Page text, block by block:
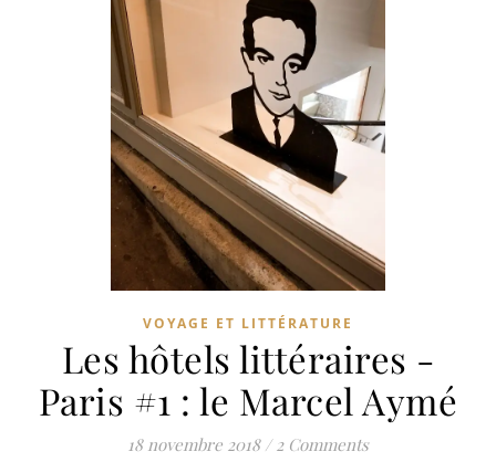
VOYAGE ET LITTÉRATURE
Les hôtels littéraires -
Paris #1 : le Marcel Aymé
18 novembre 2018 / 2 Comments